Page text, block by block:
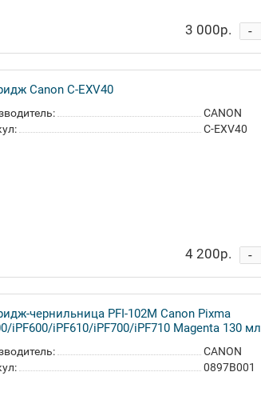
3 000р. -
Canon C-EXV40
CANON
C-EXV40
4 200р. -
чернильница PFI-102M Canon Pixma
iPF600/iPF610/iPF700/iPF710 Magenta 130 мл
CANON
0897B001